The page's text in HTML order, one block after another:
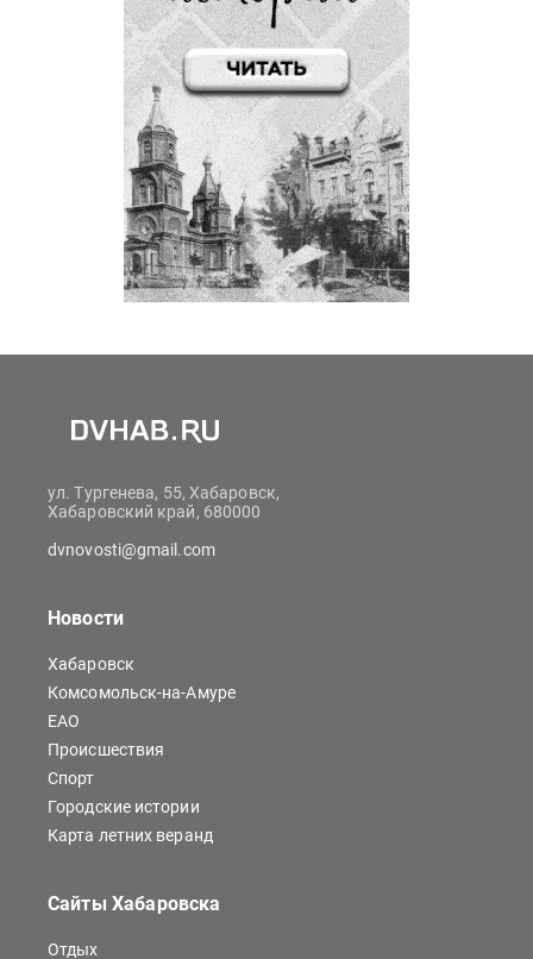
ул. Тургенева, 55, Хабаровск,
Хабаровский край, 680000
dvnovosti@gmail.com
Новости
Хабаровск
Комсомольск-на-Амуре
ЕАО
Происшествия
Спорт
Городские истории
Карта летних веранд
Сайты Хабаровска
Отдых